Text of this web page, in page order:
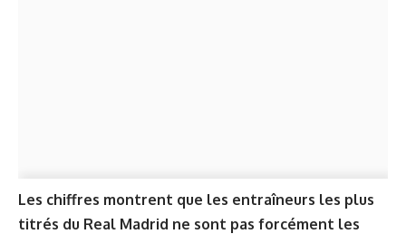
Les chiffres montrent que les entraîneurs les plus
titrés du Real Madrid ne sont pas forcément les